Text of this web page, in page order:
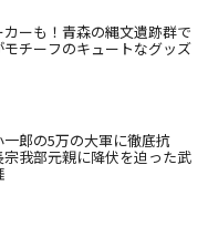
ーも！青森の縄文遺跡群で
チーフのキュートなグッズ
一郎の5万の大軍に徹底抗
我部元親に降伏を迫った武